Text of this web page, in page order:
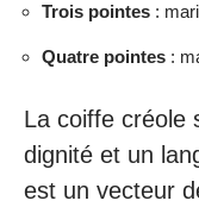
Trois pointes :
Quatre pointes :
La coiffe créole
dignité et un
est un vecteur